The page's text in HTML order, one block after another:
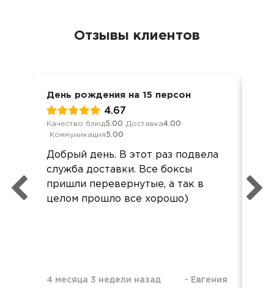
Отзывы клиентов
День рождения на 15 персон
4.67
Качество блюд5.00 Доставка4.00
Коммуникация5.00
Добрый день. В этот раз подвела
служба доставки. Все боксы
пришли перевернутые, а так в
целом прошло все хорошо)
4 месяца 3 недели назад - Евгения